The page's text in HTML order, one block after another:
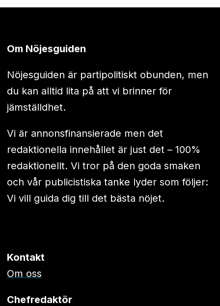
Om Nöjesguiden
Nöjesguiden är partipolitiskt obunden, men
du kan alltid lita på att vi brinner för
jämställdhet.
Vi är annonsfinansierade men det
redaktionella innehållet är just det – 100%
redaktionellt. Vi tror på den goda smaken
och vår publicistiska tanke lyder som följer:
Vi vill guida dig till det bästa nöjet.
Kontakt
Om oss
Chefredaktör